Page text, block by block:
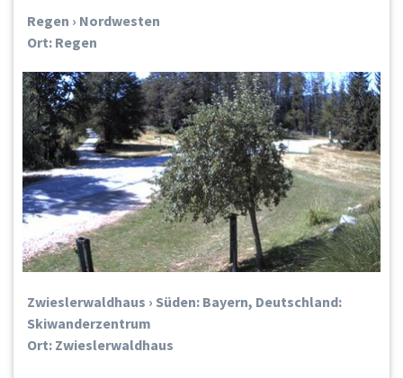
Regen › Nordwesten
Ort: Regen
Zwieslerwaldhaus › Süden: Bayern, Deutschland:
Skiwanderzentrum
Ort: Zwieslerwaldhaus